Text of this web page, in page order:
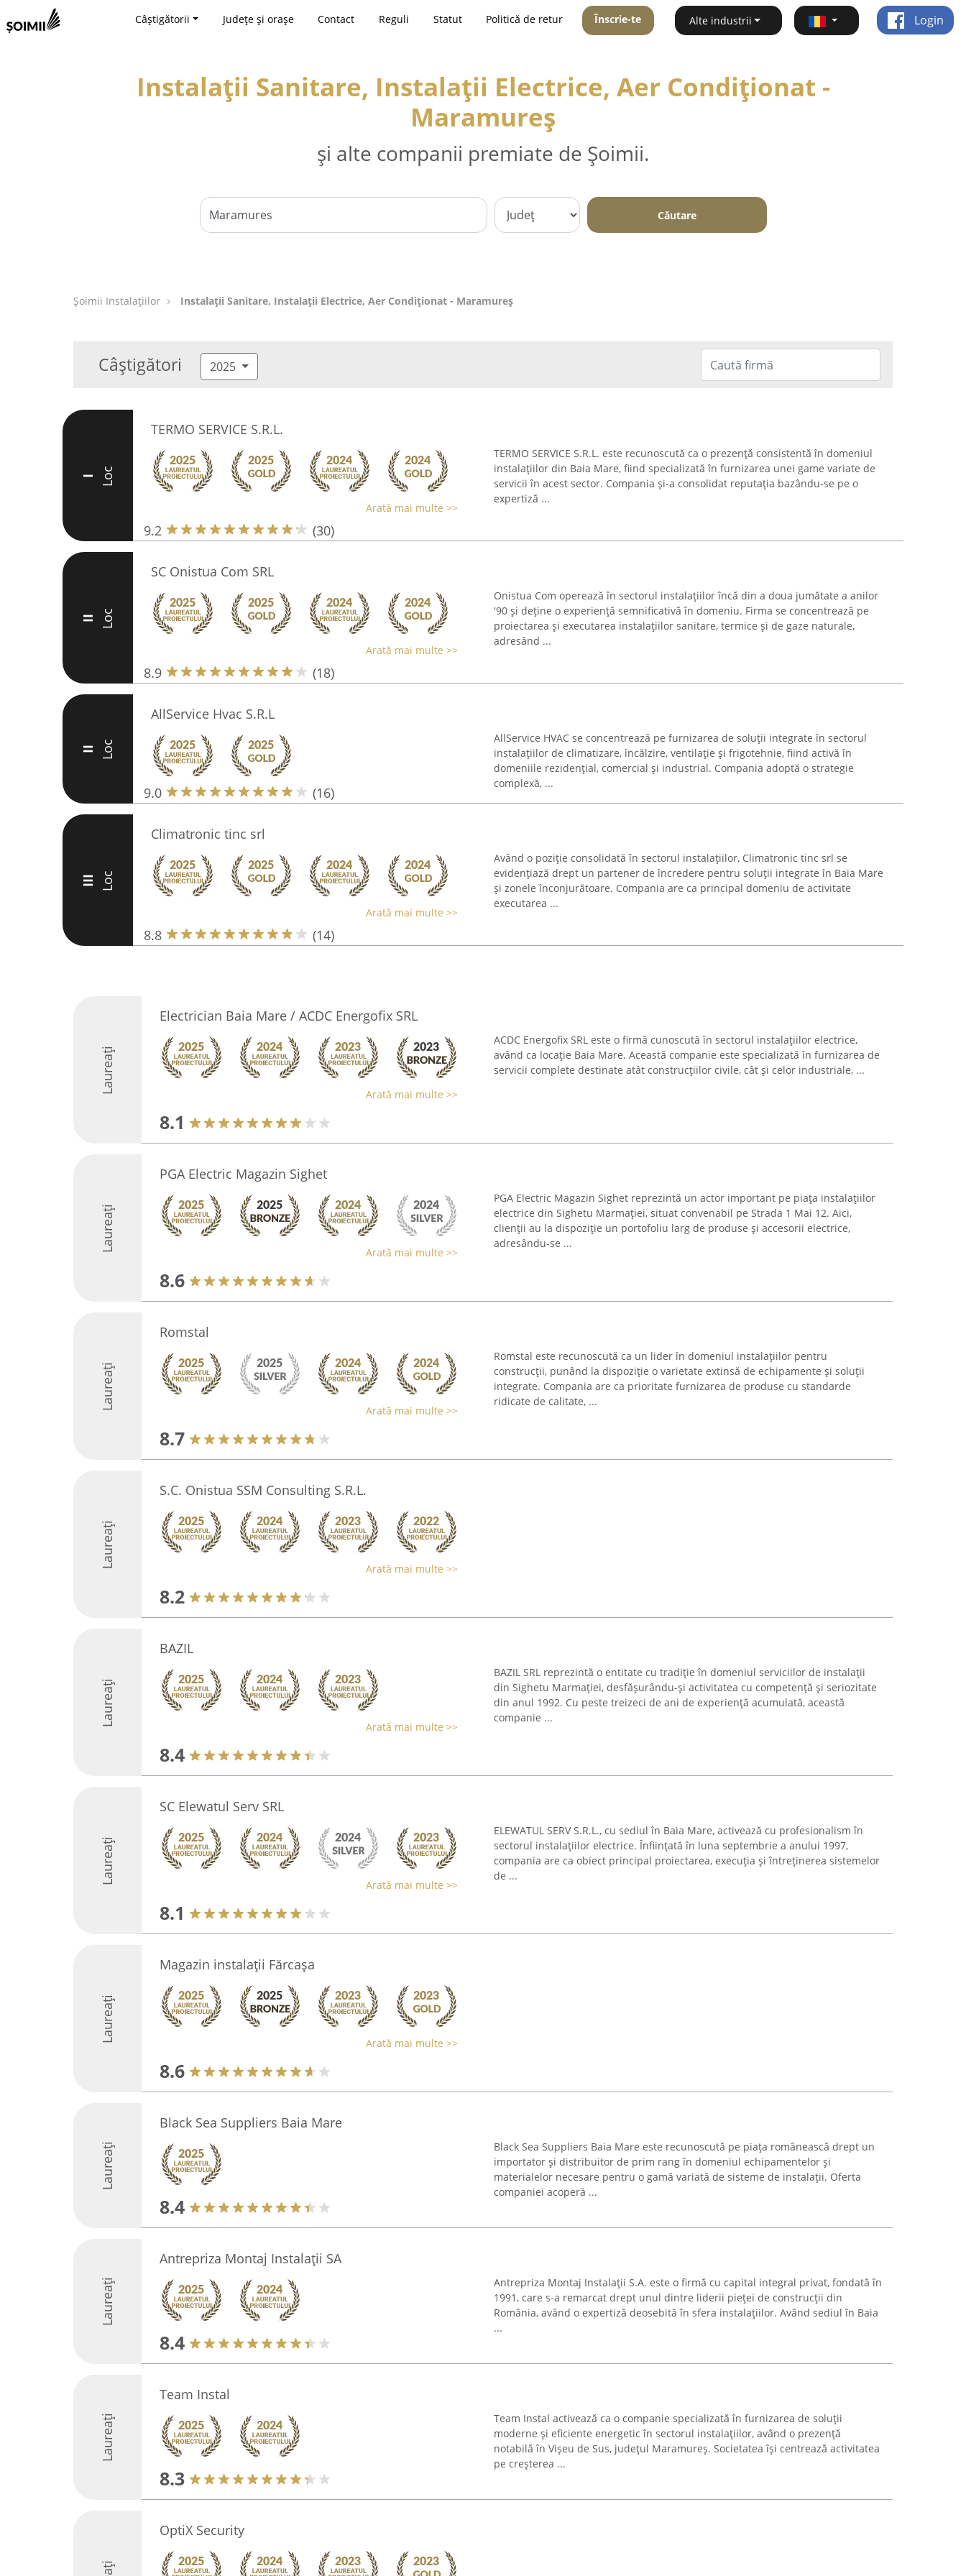
Câștigătorii Județe și orașe Contact Reguli Statut Politică de retur Înscrie-te Alte industrii Login
Instalații Sanitare, Instalații Electrice, Aer Condiționat -
Maramureş
și alte companii premiate de Șoimii.
Căutare
Şoimii Instalaţiilor Instalații Sanitare, Instalații Electrice, Aer Condiționat - Maramureş
Câștigători 2025
I Loc
TERMO SERVICE S.R.L.
Arată mai multe >>
9.2 (30)
TERMO SERVICE S.R.L. este recunoscută ca o prezență consistentă în domeniul
instalațiilor din Baia Mare, fiind specializată în furnizarea unei game variate de
servicii în acest sector. Compania și-a consolidat reputația bazându-se pe o
expertiză ...
II Loc
SC Onistua Com SRL
Arată mai multe >>
8.9 (18)
Onistua Com operează în sectorul instalațiilor încă din a doua jumătate a anilor
'90 și deține o experiență semnificativă în domeniu. Firma se concentrează pe
proiectarea și executarea instalațiilor sanitare, termice și de gaze naturale,
adresând ...
II Loc
AllService Hvac S.R.L
9.0 (16)
AllService HVAC se concentrează pe furnizarea de soluții integrate în sectorul
instalațiilor de climatizare, încălzire, ventilație și frigotehnie, fiind activă în
domeniile rezidențial, comercial și industrial. Compania adoptă o strategie
complexă, ...
III Loc
Climatronic tinc srl
Arată mai multe >>
8.8 (14)
Având o poziție consolidată în sectorul instalațiilor, Climatronic tinc srl se
evidențiază drept un partener de încredere pentru soluții integrate în Baia Mare
și zonele înconjurătoare. Compania are ca principal domeniu de activitate
executarea ...
Laureați
Electrician Baia Mare / ACDC Energofix SRL
Arată mai multe >>
8.1
ACDC Energofix SRL este o firmă cunoscută în sectorul instalațiilor electrice,
având ca locație Baia Mare. Această companie este specializată în furnizarea de
servicii complete destinate atât construcțiilor civile, cât și celor industriale, ...
Laureați
PGA Electric Magazin Sighet
Arată mai multe >>
8.6
PGA Electric Magazin Sighet reprezintă un actor important pe piața instalațiilor
electrice din Sighetu Marmației, situat convenabil pe Strada 1 Mai 12. Aici,
clienții au la dispoziție un portofoliu larg de produse și accesorii electrice,
adresându-se ...
Laureați
Romstal
Arată mai multe >>
8.7
Romstal este recunoscută ca un lider în domeniul instalațiilor pentru
construcții, punând la dispoziție o varietate extinsă de echipamente și soluții
integrate. Compania are ca prioritate furnizarea de produse cu standarde
ridicate de calitate, ...
Laureați
S.C. Onistua SSM Consulting S.R.L.
Arată mai multe >>
8.2
Laureați
BAZIL
Arată mai multe >>
8.4
BAZIL SRL reprezintă o entitate cu tradiție în domeniul serviciilor de instalații
din Sighetu Marmației, desfășurându-și activitatea cu competență și seriozitate
din anul 1992. Cu peste treizeci de ani de experiență acumulată, această
companie ...
Laureați
SC Elewatul Serv SRL
Arată mai multe >>
8.1
ELEWATUL SERV S.R.L., cu sediul în Baia Mare, activează cu profesionalism în
sectorul instalațiilor electrice. Înființată în luna septembrie a anului 1997,
compania are ca obiect principal proiectarea, execuția și întreținerea sistemelor
de ...
Laureați
Magazin instalații Fărcașa
Arată mai multe >>
8.6
Laureați
Black Sea Suppliers Baia Mare
8.4
Black Sea Suppliers Baia Mare este recunoscută pe piața românească drept un
importator și distribuitor de prim rang în domeniul echipamentelor și
materialelor necesare pentru o gamă variată de sisteme de instalații. Oferta
companiei acoperă ...
Laureați
Antrepriza Montaj Instalații SA
8.4
Antrepriza Montaj Instalații S.A. este o firmă cu capital integral privat, fondată în
1991, care s-a remarcat drept unul dintre liderii pieței de construcții din
România, având o expertiză deosebită în sfera instalațiilor. Având sediul în Baia
...
Laureați
Team Instal
8.3
Team Instal activează ca o companie specializată în furnizarea de soluții
moderne și eficiente energetic în sectorul instalațiilor, având o prezență
notabilă în Vișeu de Sus, județul Maramureș. Societatea își centrează activitatea
pe creșterea ...
OptiX Security